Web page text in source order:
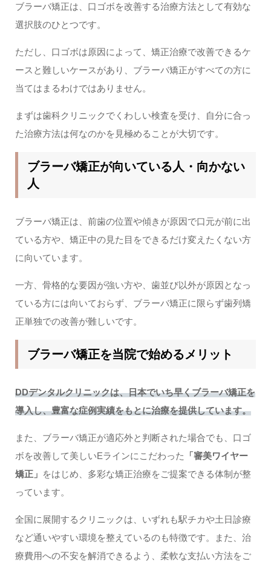
ブラーバ矯正は、口ゴボを改善する治療方法として有効な
選択肢のひとつです。
ただし、口ゴボは原因によって、矯正治療で改善できるケ
ースと難しいケースがあり、ブラーバ矯正がすべての方に
当てはまるわけではありません。
まずは歯科クリニックでくわしい検査を受け、自分に合っ
た治療方法は何なのかを見極めることが大切です。
ブラーバ矯正が向いている人・向かない
人
ブラーバ矯正は、前歯の位置や傾きが原因で口元が前に出
ている方や、矯正中の見た目をできるだけ変えたくない方
に向いています。
一方、骨格的な要因が強い方や、歯並び以外が原因となっ
ている方には向いておらず、ブラーバ矯正に限らず歯列矯
正単独での改善が難しいです。
ブラーバ矯正を当院で始めるメリット
DDデンタルクリニックは、日本でいち早くブラーバ矯正を
導入し、豊富な症例実績をもとに治療を提供しています。
また、ブラーバ矯正が適応外と判断された場合でも、口ゴ
ボを改善して美しいEラインにこだわった
「審美ワイヤー
矯正」 をはじめ、多彩な矯正治療をご提案できる体制が整
っています。
全国に展開するクリニックは、いずれも駅チカや土日診療
など通いやすい環境を整えているのも特徴です。また、治
療費用への不安を解消できるよう、柔軟な支払い方法をご